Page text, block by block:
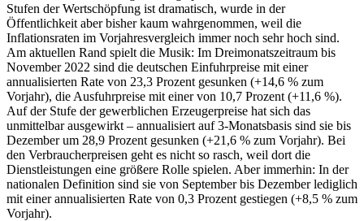
Stufen der Wertschöpfung ist dramatisch, wurde in der
Öffentlichkeit aber bisher kaum wahrgenommen, weil die
Inflationsraten im Vorjahresvergleich immer noch sehr hoch sind.
Am aktuellen Rand spielt die Musik: Im Dreimonatszeitraum bis
November 2022 sind die deutschen Einfuhrpreise mit einer
annualisierten Rate von 23,3 Prozent gesunken (+14,6 % zum
Vorjahr), die Ausfuhrpreise mit einer von 10,7 Prozent (+11,6 %).
Auf der Stufe der gewerblichen Erzeugerpreise hat sich das
unmittelbar ausgewirkt – annualisiert auf 3-Monatsbasis sind sie bis
Dezember um 28,9 Prozent gesunken (+21,6 % zum Vorjahr). Bei
den Verbraucherpreisen geht es nicht so rasch, weil dort die
Dienstleistungen eine größere Rolle spielen. Aber immerhin: In der
nationalen Definition sind sie von September bis Dezember lediglich
mit einer annualisierten Rate von 0,3 Prozent gestiegen (+8,5 % zum
Vorjahr).